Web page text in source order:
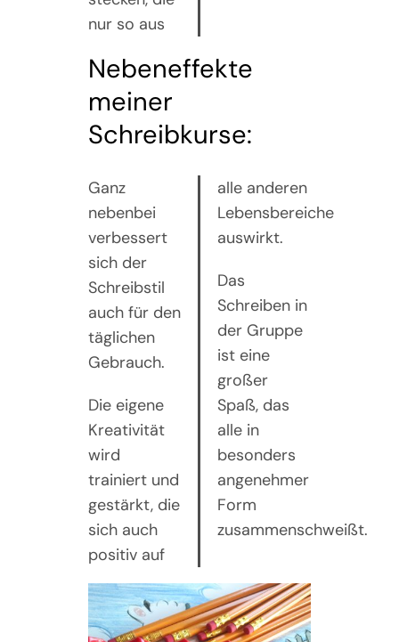
nur so aus
Nebeneffekte
meiner
Schreibkurse:
Ganz
nebenbei
verbessert
sich der
Schreibstil
auch für den
täglichen
Gebrauch.
Die eigene
Kreativität
wird
trainiert und
gestärkt, die
sich auch
positiv auf
alle anderen
Lebensbereiche
auswirkt.
Das
Schreiben in
der Gruppe
ist eine
großer
Spaß, das
alle in
besonders
angenehmer
Form
zusammenschweißt.